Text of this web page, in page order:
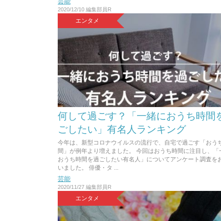
2020/12/10 編集部員R
エンタメ
何して過ごす？「一緒におうち時間
ごしたい」有名人ランキング
今年は、新型コロナウイルスの流行で、自宅で過ごす「おう
間」が例年より増えました。 今回はおうち時間に注目し、「
おうち時間を過ごしたい有名人」についてアンケート調査を
いました。 俳優・タ ...
芸能
2020/11/27 編集部員R
エンタメ